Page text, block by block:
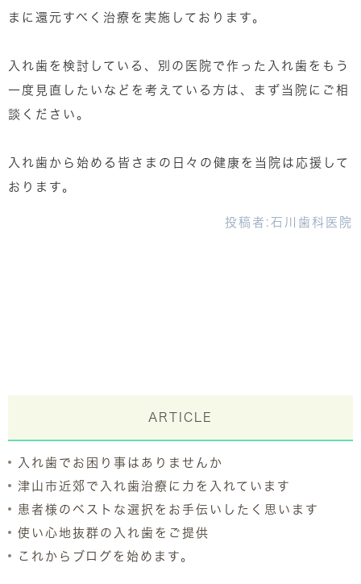
まに還元すべく治療を実施しております。
入れ歯を検討している、別の医院で作った入れ歯をもう
一度見直したいなどを考えている方は、まず当院にご相
談ください。
入れ歯から始める皆さまの日々の健康を当院は応援して
おります。
投稿者: 石川歯科医院
ARTICLE
入れ歯でお困り事はありませんか
津山市近郊で入れ歯治療に力を入れています
患者様のベストな選択をお手伝いしたく思います
使い心地抜群の入れ歯をご提供
これからブログを始めます。